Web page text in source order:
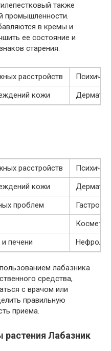
также
промышленности.
в кремы и
ее состояние и
старения.
расстройств
кожи
расстройств
кожи
проблем
печени
лабазника
средства,
с врачом или
правильную
приема.
Лабазник